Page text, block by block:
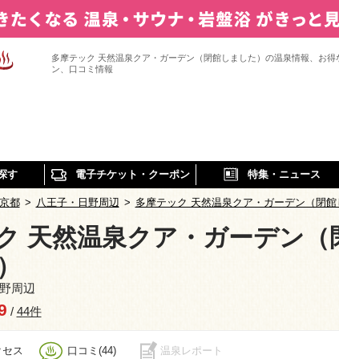
多摩テック 天然温泉クア・ガーデン（閉館しました）の温泉情報、お得
ン、口コミ情報
す 電子チケット・クーポン 特集・ニュース
都 > 八王子・日野周辺 > 多摩テック 天然温泉クア・ガーデン（閉館
天然温泉クア・ガーデン（
周辺
/ 44件
ス 口コミ(44) 温泉レポート